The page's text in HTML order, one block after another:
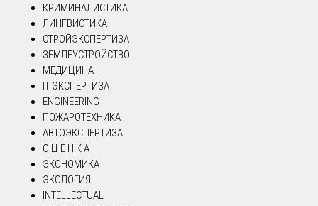
КРИМИНАЛИСТИКА
ЛИНГВИСТИКА
СТРОЙЭКСПЕРТИЗА
ЗЕМЛЕУСТРОЙСТВО
МЕДИЦИНА
IT ЭКСПЕРТИЗА
ENGINEERING
ПОЖАРОТЕХНИКА
АВТОЭКСПЕРТИЗА
О Ц Е Н К А
ЭКОНОМИКА
ЭКОЛОГИЯ
INTELLECTUAL